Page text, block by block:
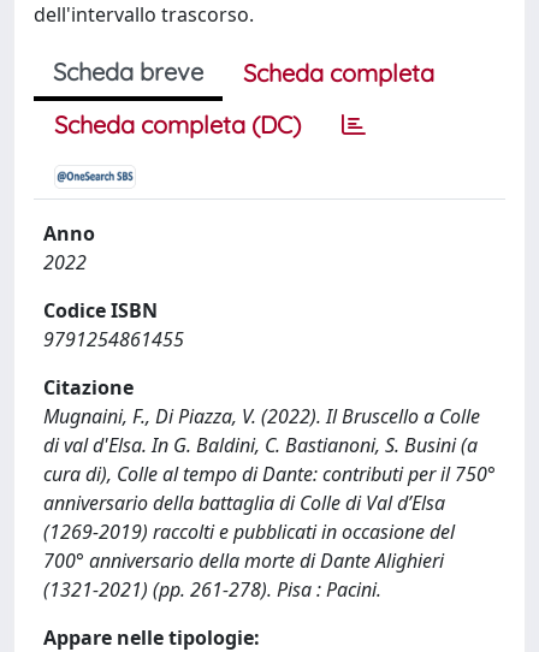
dell'intervallo trascorso.
Scheda breve
Scheda completa
Scheda completa (DC)
Anno
2022
Codice ISBN
9791254861455
Citazione
Mugnaini, F., Di Piazza, V. (2022). Il Bruscello a Colle
di val d'Elsa. In G. Baldini, C. Bastianoni, S. Busini (a
cura di), Colle al tempo di Dante: contributi per il 750°
anniversario della battaglia di Colle di Val d’Elsa
(1269-2019) raccolti e pubblicati in occasione del
700° anniversario della morte di Dante Alighieri
(1321-2021) (pp. 261-278). Pisa : Pacini.
Appare nelle tipologie: